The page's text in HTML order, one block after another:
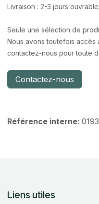
Livraison : 2-3 jours
Seule une sélection de
Nous avons toutefois accès
contactez-nous pour toute
Contactez-nous
Référence interne:
Liens utiles